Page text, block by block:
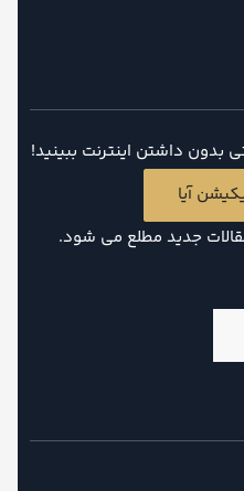
داشتن اینترنت ببینید!
آیا
جدید مطلع می شود.